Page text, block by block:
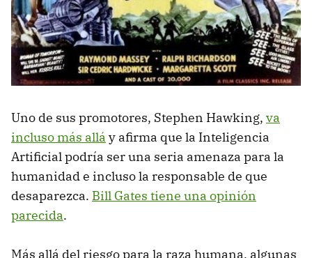
Uno de sus promotores, Stephen Hawking, va
incluso más allá y afirma que la Inteligencia
Artificial podría ser una seria amenaza para la
humanidad e incluso la responsable de que
desaparezca. Bill Gates tiene una opinión
parecida.
Más allá del riesgo para la raza humana, algunas